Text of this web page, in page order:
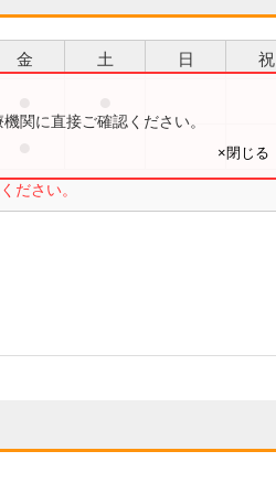
金 土 日 祝
ださい。
関に直接ご確認ください。
×閉じる